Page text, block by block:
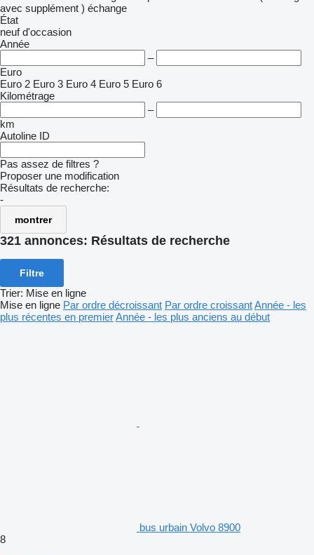
avec supplément ) échange
État
neuf d'occasion
Année
–
Euro
Euro 2 Euro 3 Euro 4 Euro 5 Euro 6
Kilométrage
–
km
Autoline ID
Pas assez de filtres ?
Proposer une modification
Résultats de recherche:
-
montrer
321 annonces: Résultats de recherche
Filtre
Trier: Mise en ligne
Mise en ligne Par ordre décroissant Par ordre croissantAnnée - les
plus récentes en premierAnnée - les plus anciens au début
bus urbain Volvo 8900
8